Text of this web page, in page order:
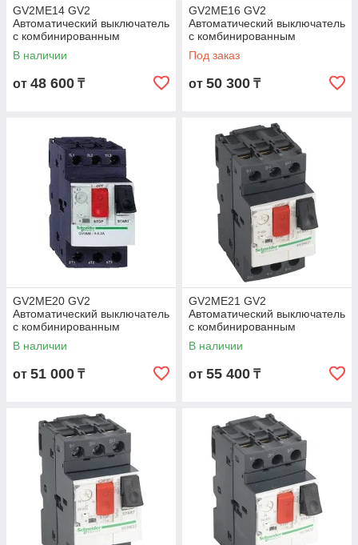
GV2ME14 GV2
Автоматический выключатель
с комбинированным
расцепителем 6-10А
В наличии
от 48 600 ₸
GV2ME16 GV2
Автоматический выключатель
с комбинированным
расцепителем 9-14А
Под заказ
от 50 300 ₸
GV2ME20 GV2
Автоматический выключатель
с комбинированным
расцепителем 13-18А
В наличии
от 51 000 ₸
GV2ME21 GV2
Автоматический выключатель
с комбинированным
расцепителем 17-23А
В наличии
от 55 400 ₸